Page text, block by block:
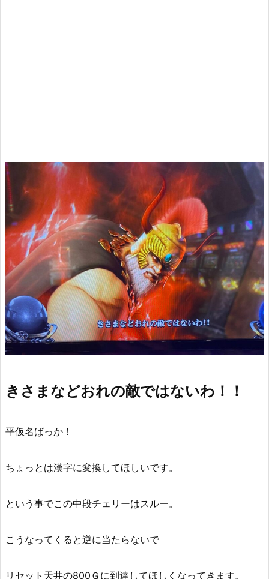
きさまなどおれの敵ではないわ！！
平仮名ばっか！
ちょっとは漢字に変換してほしいです。
という事でこの中段チェリーはスルー。
こうなってくると逆に当たらないで
リセット天井の800Ｇに到達してほしくなってきます。